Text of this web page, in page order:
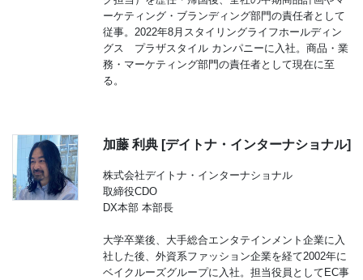
ーケティング・ブランディング部門の責任者として
従事。2022年8月スタイリングライフホールディン
グス プラザスタイル カンパニーに入社。商品・業
務・マーケティング部門の責任者として現在に至
る。
加藤 利典 [デイトナ・インターナショナル]
株式会社デイトナ・インターナショナル
取締役CDO
DX本部 本部長
大学卒業後、大手総合エンタテインメント企業に入
社した後、外資系ファッション企業を経て2002年に
ベイクルーズグループに入社。担当役員としてEC事